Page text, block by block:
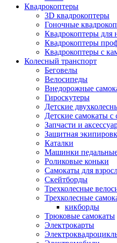
Квадрокоптеры
3D квадрокоптеры
Гоночные
Квадрокоптеры
Квадрокоптеры
Квадрокоптеры с
Колесный транспорт
Беговелы
Велосипеды
Внедорожные
Гироскутеры
Детские
Детские самокаты с
Запчасти и
Защитная
Каталки
Машинки
Роликовые коньки
Самокаты для
Скейтборды
Трехколесные
Трехколесные
кикборды
Трюковые самокаты
Электрокарты